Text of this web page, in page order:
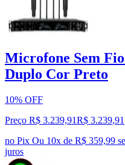
Microfone Sem
Duplo Cor Preto
10% OFF
Preço R$ 3.239,91R$ 3.239,91
no Pix Ou 10x de R$ 359,99
juros